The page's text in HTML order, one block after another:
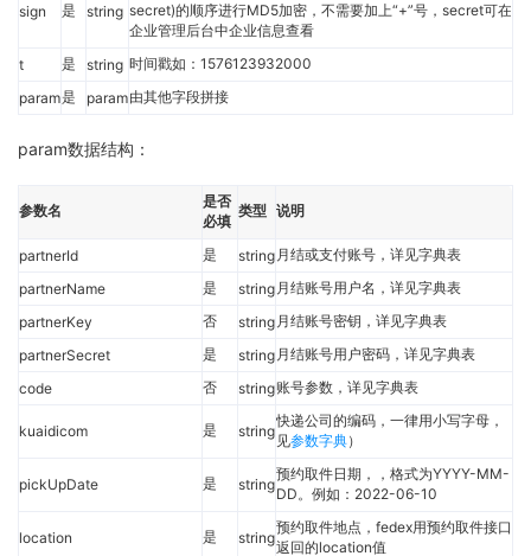
sign 是 string secret)的顺序进行MD5加密，不需要加上“+”号，secret可在
企业管理后台中企业信息查看
t
是 string 时间戳如：1576123932000
param是 param由其他字段拼接
param数据结构：
参数名
是否
必填
类型 说明
partnerId 是 string 月结或支付账号，详见字典表
partnerName
是 string 月结账号用户名，详见字典表
partnerKey
否 string 月结账号密钥，详见字典表
partnerSecret
是 string 月结账号用户密码，详见字典表
code
否 string账号参数，详见字典表
kuaidicom 是 string
快递公司的编码，一律用小写字母，
见参数字典）
pickUpDate 是 string
预约取件日期，，格式为YYYY-MM-
DD。例如：2022-06-10
location 是 string
预约取件地点，fedex用预约取件接口
返回的location值